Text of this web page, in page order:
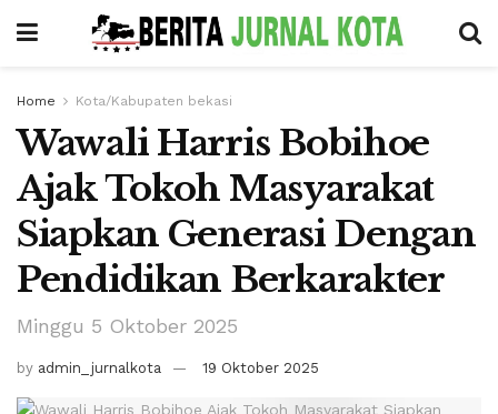
Home Kota/Kabupaten bekasi
Wawali Harris Bobihoe
Ajak Tokoh Masyarakat
Siapkan Generasi Dengan
Pendidikan Berkarakter
Minggu 5 Oktober 2025
by admin_jurnalkota 19 Oktober 2025